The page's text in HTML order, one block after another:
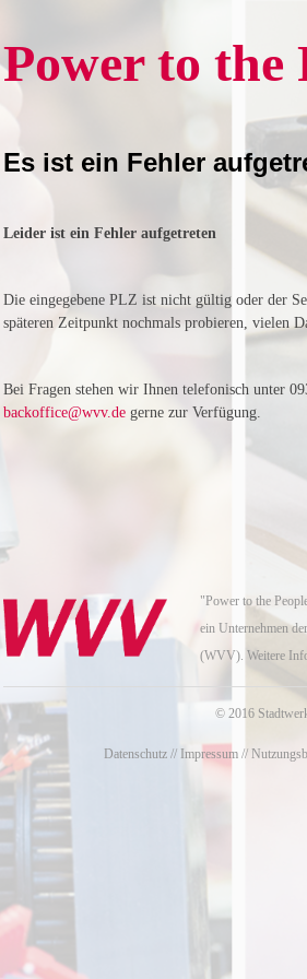
Power to the
Es ist ein Fehler
Leider ist ein Fehler aufgetreten
Die eingegebene PLZ ist nicht gültig oder der
späteren Zeitpunkt nochmals probieren, vielen
Bei Fragen stehen wir Ihnen telefonisch unter
backoffice@wvv.de gerne zur Verfügung.
"Power to the
ein Unternehmen
(WVV). Weitere
© 2016
Datenschutz // Impressum //